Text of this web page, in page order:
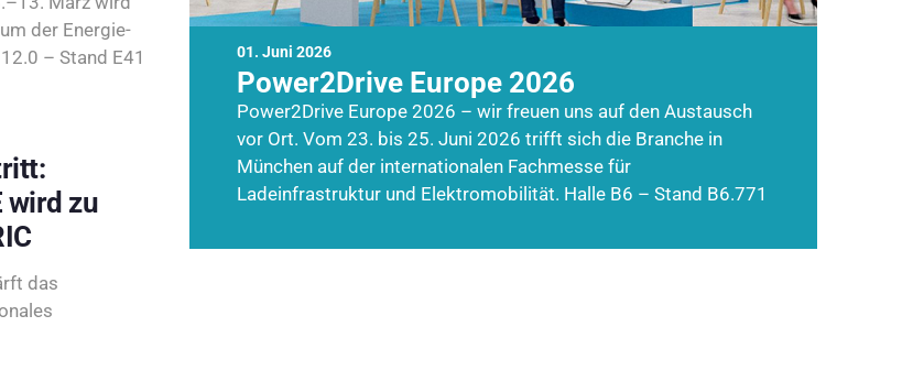
01. Juni 2026
Power2Drive Europe 2026
Power2Drive Europe 2026 – wir freuen uns auf den Austausch
vor Ort. Vom 23. bis 25. Juni 2026 trifft sich die Branche in
München auf der internationalen Fachmesse für
Ladeinfrastruktur und Elektromobilität. Halle B6 – Stand B6.771
der Energie-
– Stand E41
wird zu
das